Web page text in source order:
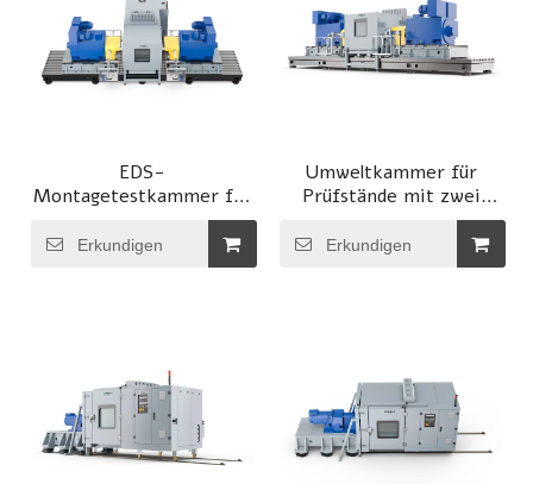
EDS-
Montagetestkammer für
die Automobilindustrie
Erkundigen
Umweltkammer für
Prüfstände mit zwei
Erkundigen